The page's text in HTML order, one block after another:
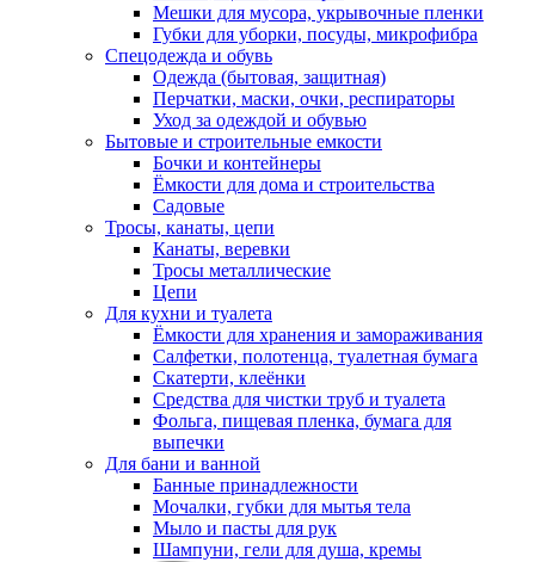
Мешки для мусора, укрывочные пленки
Губки для уборки, посуды, микрофибра
Спецодежда и обувь
Одежда (бытовая, защитная)
Перчатки, маски, очки, респираторы
Уход за одеждой и обувью
Бытовые и строительные емкости
Бочки и контейнеры
Ёмкости для дома и строительства
Садовые
Тросы, канаты, цепи
Канаты, веревки
Тросы металлические
Цепи
Для кухни и туалета
Ёмкости для хранения и замораживания
Салфетки, полотенца, туалетная бумага
Скатерти, клеёнки
Средства для чистки труб и туалета
Фольга, пищевая пленка, бумага для
выпечки
Для бани и ванной
Банные принадлежности
Мочалки, губки для мытья тела
Мыло и пасты для рук
Шампуни, гели для душа, кремы